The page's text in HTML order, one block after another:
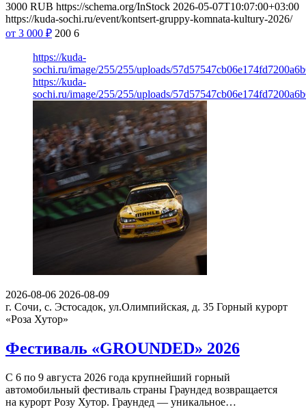
3000 RUB https://schema.org/InStock 2026-05-07T10:07:00+03:00
https://kuda-sochi.ru/event/kontsert-gruppy-komnata-kultury-2026/
от 3 000 ₽ 200 6
https://kuda-
sochi.ru/image/255/255/uploads/
https://kuda-
sochi.ru/image/255/255/uploads/
2026-08-06 2026-08-09
г. Сочи, с. Эстосадок, ул.Олимпийская, д. 35 Горный курорт
«Роза Хутор»
Фестиваль «GROUNDED» 2026
С 6 по 9 августа 2026 года крупнейший горный
автомобильный фестиваль страны Граундед возвращается
на курорт Розу Хутор. Граундед — уникальное…